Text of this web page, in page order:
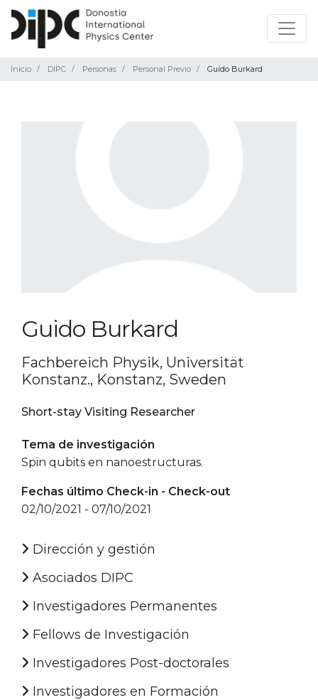
Inicio DIPC Personas Personal Previo Guido Burkard
Guido Burkard
Fachbereich Physik, Universität
Konstanz., Konstanz, Sweden
Short-stay Visiting Researcher
Tema de investigación
Spin qubits en nanoestructuras.
Fechas último Check-in - Check-out
02/10/2021 - 07/10/2021
Dirección y gestión
Asociados DIPC
Investigadores Permanentes
Fellows de Investigación
Investigadores Post-doctorales
Investigadores en Formación